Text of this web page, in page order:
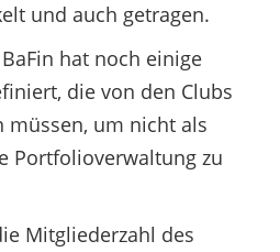
und auch getragen.
hat noch einige
die von den Clubs
müssen, um nicht als
Portfolioverwaltung zu
Mitgliederzahl des